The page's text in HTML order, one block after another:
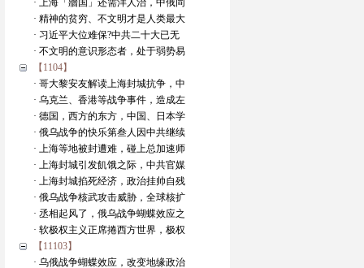
· 上海「牆国」还需洋人治，中俄同
· 精神的贫穷、不文明才是人类最大
· 习近平大位难保?中共二十大已无
· 不文明的意识形态者，处于弱势易
【1104】
· 哥大黎安友解读上海封城抗争，中
· 乌克兰、香港等战争事件，造成左
· 德国，西方的东方，中国、日本学
· 俄乌战争的快乐第叁人因中共继续
· 上海等地被封遭难，碰上总加速师
· 上海封城引发飢饿之际，中共官媒
· 上海封城掐死经济，政治挂帅自残
· 俄乌战争核武攻击威胁，全球核扩
· 丞相起风了，俄乌战争蝴蝶效应之
· 软极权主义正席捲西方世界，极权
【11103】
· 乌俄战争蝴蝶效应，改变地缘政治